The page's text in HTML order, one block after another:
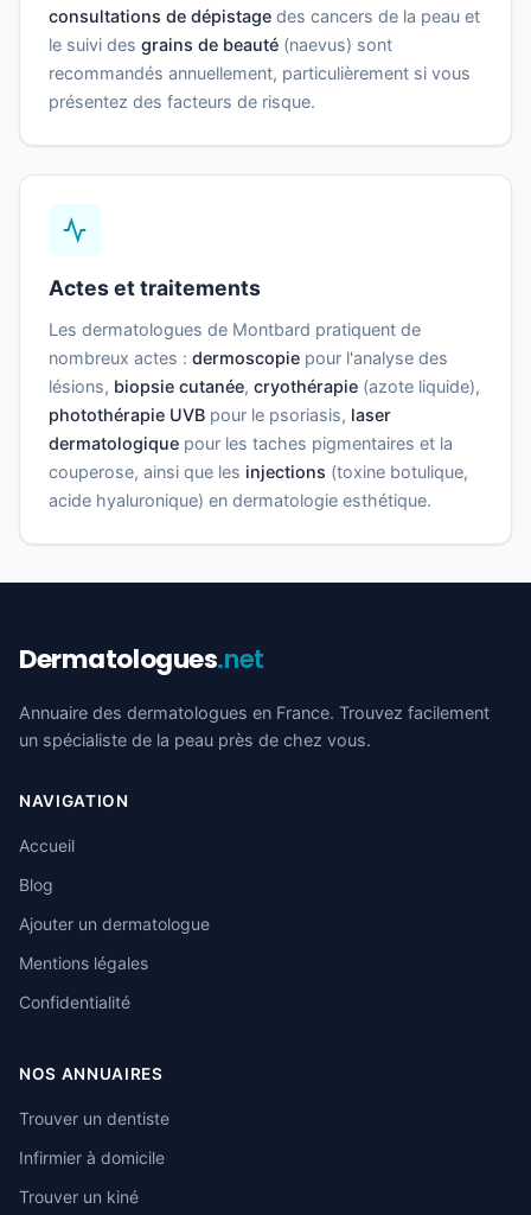
consultations de dépistage des cancers de la peau et
le suivi des grains de beauté (naevus) sont
recommandés annuellement, particulièrement si vous
présentez des facteurs de risque.
Actes et traitements
Les dermatologues de Montbard pratiquent de
nombreux actes : dermoscopie pour l'analyse des
lésions, biopsie cutanée, cryothérapie (azote liquide),
photothérapie UVB pour le psoriasis, laser
dermatologique pour les taches pigmentaires et la
couperose, ainsi que les injections (toxine botulique,
acide hyaluronique) en dermatologie esthétique.
Dermatologues.net
Annuaire des dermatologues en France. Trouvez facilement
un spécialiste de la peau près de chez vous.
NAVIGATION
Accueil
Blog
Ajouter un dermatologue
Mentions légales
Confidentialité
NOS ANNUAIRES
Trouver un dentiste
Infirmier à domicile
Trouver un kiné